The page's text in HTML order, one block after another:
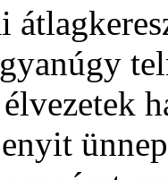
élvezetek